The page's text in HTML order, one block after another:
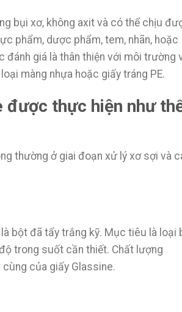
bụi xơ, không axit và có thể chịu
phẩm, dược phẩm, tem, nhãn, hoặc
giá là thân thiện với môi trường
màng nhựa hoặc giấy tráng PE.
được thực hiện như
thường ở giai đoạn xử lý xơ sợi và
bột đã tẩy trắng kỹ. Mục tiêu là loại
trong suốt cần thiết. Chất lượng
của giấy Glassine.